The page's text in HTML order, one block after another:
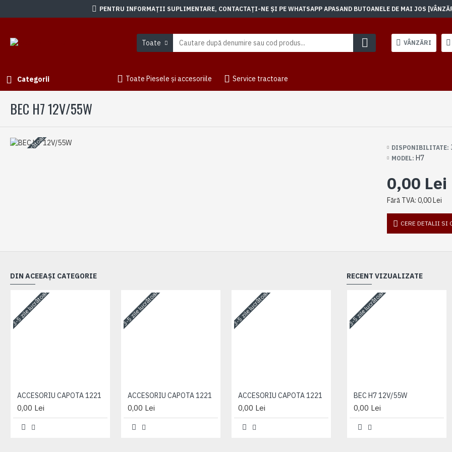
PENTRU INFORMAȚII SUPLIMENTARE, CONTACTAȚI-NE ȘI PE WHATSAPP APASAND BUTOANELE DE MAI JOS
Toate VÂNZĂRI
Categorii Toate Piesele și accesoriile Service tractoare
BEC H7 12V/55W
3-5 zile lucrătoare DISPONIBILITATE:
MODEL: H7
0,00 Lei
Fără TVA: 0,00 Lei
CERE DETALII SI
DIN ACEEAȘI CATEGORIE
3-5 zile lucrătoare
ACCESORIU CAPOTA 1221
0,00 Lei
3-5 zile lucrătoare
ACCESORIU CAPOTA 1221
0,00 Lei
3-5 zile lucrătoare
ACCESORIU CAPOTA 1221
0,00 Lei
3-5 zile lucrătoare
ACCESORIU CAPOTA 1221
0,00 Lei
RECENT VIZUALIZATE
3-5 zile lucrătoare
BEC H7 12V/55W
0,00 Lei